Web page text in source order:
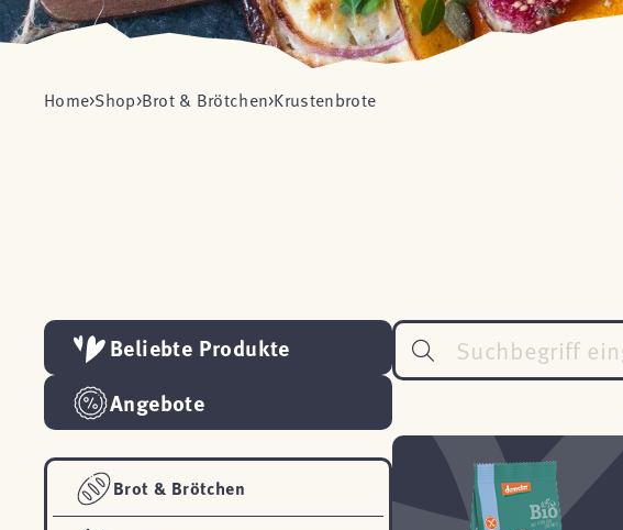
Home Shop Brot & Brötchen Krustenbrote
Beliebte Produkte
Angebote
Brot & Brötchen